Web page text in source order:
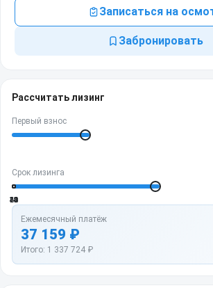
Записаться на
Забронировать
Рассчитать лизинг
Первый взнос
Срок лизинга
12
24
36
48
60
Ежемесячный платёж
37 159 ₽
Итого: 1 337 724 ₽